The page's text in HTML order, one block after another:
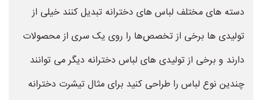
دسته های مختلف لباس های دخترانه تبدیل کنند خیلی از
تولیدی ها برخی از تخصص‌ها را روی یک سری از محصولات
دارند و برخی از تولیدی های لباس دخترانه دیگر می توانند
چندین نوع لباس را طراحی کنید برای مثال تیشرت دخترانه